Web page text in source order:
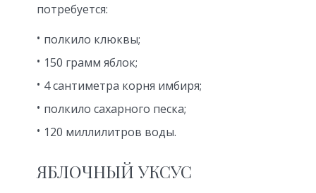
потребуется:
полкило клюквы;
150 грамм яблок;
4 сантиметра корня имбиря;
полкило сахарного песка;
120 миллилитров воды.
ЯБЛОЧНЫЙ УКСУС